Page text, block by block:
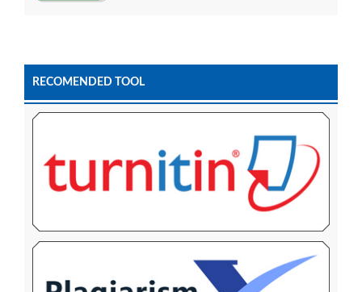
RECOMENDED TOOL